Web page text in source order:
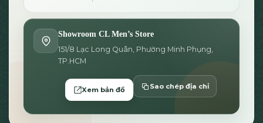
Showroom CL Men’s Store
151/8 Lạc Long Quân, Phường Minh Phụng,
TP.HCM
Xem bản đồ Sao chép địa chỉ